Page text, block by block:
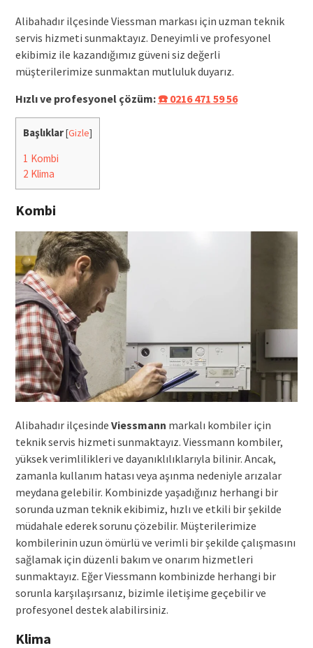
Alibahadır ilçesinde Viessman markası için uzman teknik
servis hizmeti sunmaktayız. Deneyimli ve profesyonel
ekibimiz ile kazandığımız güveni siz değerli
müşterilerimize sunmaktan mutluluk duyarız.
Hızlı ve profesyonel çözüm:☎️ 0216 471 59 56
Başlıklar[Gizle]
1 Kombi
2 Klima
Kombi
Alibahadır ilçesinde Viessmann markalı kombiler için
teknik servis hizmeti sunmaktayız. Viessmann kombiler,
yüksek verimlilikleri ve dayanıklılıklarıyla bilinir. Ancak,
zamanla kullanım hatası veya aşınma nedeniyle arızalar
meydana gelebilir. Kombinizde yaşadığınız herhangi bir
sorunda uzman teknik ekibimiz, hızlı ve etkili bir şekilde
müdahale ederek sorunu çözebilir. Müşterilerimize
kombilerinin uzun ömürlü ve verimli bir şekilde çalışmasını
sağlamak için düzenli bakım ve onarım hizmetleri
sunmaktayız. Eğer Viessmann kombinizde herhangi bir
sorunla karşılaşırsanız, bizimle iletişime geçebilir ve
profesyonel destek alabilirsiniz.
Klima